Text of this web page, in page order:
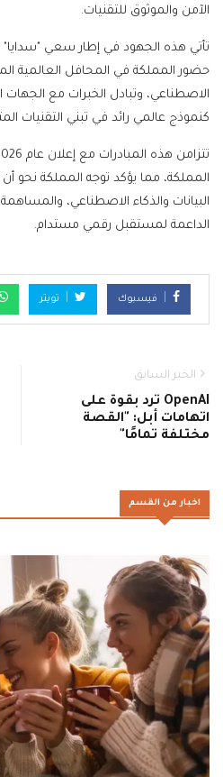
الآمن والموثوق للتقنيات.
تأتي هذه الجهود في إطار سعي "سدايا"
حضور المملكة في المحافل العالمية
الاصطناعي، وتبادل الخبرات مع الجهات
كنموذج عالمي رائد في تبني التقنيات
المملكة، مما يؤكد توجه المملكة نحو أن
البيانات والذكاء الاصطناعي،
الداعمة لمستقبل رقمي مستدام.
فيسبوك تويتر
الخبر السابق
OpenAI ترد بقوة على
اتهامات أبل: "القصة
مختلفة تمامًا"
اخبار من القسم